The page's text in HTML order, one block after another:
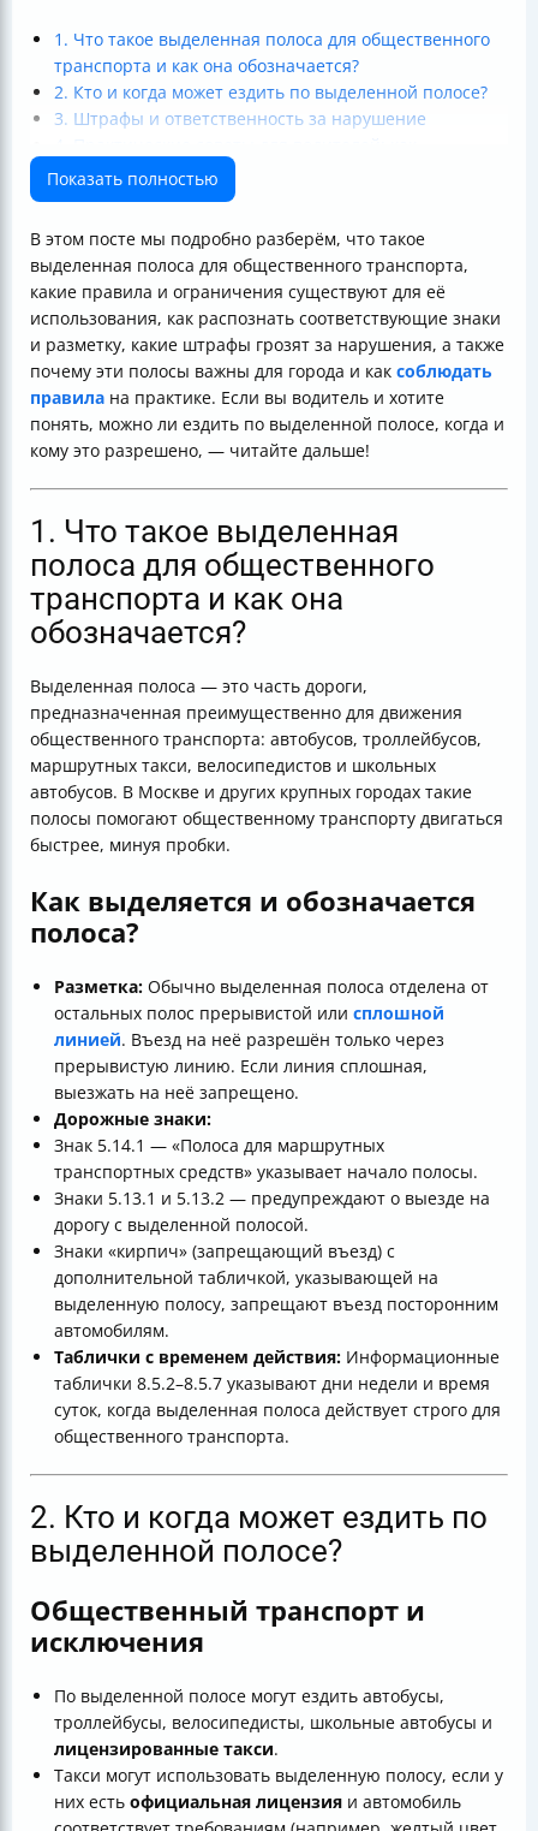
1. Что такое выделенная полоса для общественного
транспорта и как она обозначается?
2. Кто и когда может ездить по выделенной полосе?
3. Штрафы и ответственность за нарушение
правильно соблюдать правила
5. Почему выделенные полосы важны и как они
6. Актуальные изменения и рекомендации для
водителей
Итог
Показать полностью
В этом посте мы подробно разберём, что такое
выделенная полоса для общественного транспорта,
какие правила и ограничения существуют для её
использования, как распознать соответствующие знаки
и разметку, какие штрафы грозят за нарушения, а также
почему эти полосы важны для города и как соблюдать
правила на практике. Если вы водитель и хотите
понять, можно ли ездить по выделенной полосе, когда и
кому это разрешено, — читайте дальше!
1. Что такое выделенная
полоса для общественного
транспорта и как она
обозначается?
Выделенная полоса — это часть дороги,
предназначенная преимущественно для движения
общественного транспорта: автобусов, троллейбусов,
маршрутных такси, велосипедистов и школьных
автобусов. В Москве и других крупных городах такие
полосы помогают общественному транспорту двигаться
быстрее, минуя пробки.
Как выделяется и обозначается
полоса?
Разметка: Обычно выделенная полоса отделена от
остальных полос прерывистой или сплошной
линией. Въезд на неё разрешён только через
прерывистую линию. Если линия сплошная,
выезжать на неё запрещено.
Дорожные знаки:
Знак 5.14.1 — «Полоса для маршрутных
транспортных средств» указывает начало полосы.
Знаки 5.13.1 и 5.13.2 — предупреждают о выезде на
дорогу с выделенной полосой.
Знаки «кирпич» (запрещающий въезд) с
дополнительной табличкой, указывающей на
выделенную полосу, запрещают въезд посторонним
автомобилям.
Таблички с временем действия: Информационные
таблички 8.5.2–8.5.7 указывают дни недели и время
суток, когда выделенная полоса действует строго для
общественного транспорта.
2. Кто и когда может ездить по
выделенной полосе?
Общественный транспорт и
исключения
По выделенной полосе могут ездить автобусы,
троллейбусы, велосипедисты, школьные автобусы и
лицензированные такси.
Такси могут использовать выделенную полосу, если у
них есть официальная лицензия и автомобиль